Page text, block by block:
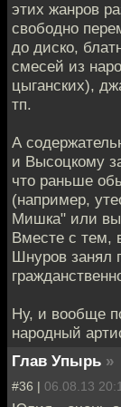
этих жанров
свободно
до диско,
смесей из
цыганских),
тп.
А
и Высоцкому
что раньше
(например,
Мишка" или
Вместе с тем,
Шнуров занял
Ну, и вообще
народный
Глав Упырь »
#36 | 06.08.13